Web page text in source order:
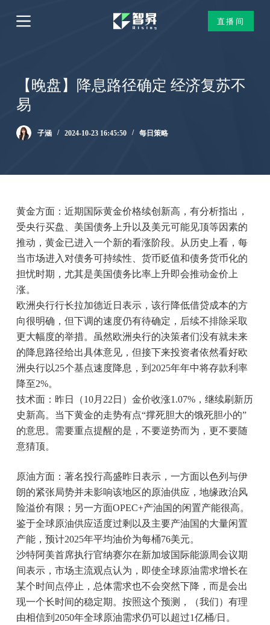
跳
过
直播间
【晚盘】降息路径确定 经济复苏不
易
子涵 2024-10-23 16:45:50 每日策略
黄金方面：近期国际黄金价格续创新高，有分析指出，
受央行买盘、美国债务上升以及美元可能见顶等因素的
推动，黄金已进入一个新的看涨阶段。从历史上看，每
当市场进入对债务可持续性、货币贬值和债务货币化的
担忧时期，尤其是美国债务比率上升即会推动金价上
涨。
欧洲央行行长拉加德近日表示，该行降低借贷成本的方
向很明确，但下调的速度仍有待确定，后续不排除采取
更大幅度的举措。虽然欧洲央行的决策者们没有就未来
的降息路径给出具体意见，但接下来投资者依然看好欧
洲央行以25个基点速度降息，到2025年年中将存款利率
降至2%。
技术面：昨日（10月22日）金价收涨1.07%，继续刷新历
史新高。当下黄金的走势有点“撑死胆大的饿死胆小的”
的意思。需要重点提醒的是，不要逆势而为，更不要随
意猜顶。
原油方面：著名投行高盛昨日表示，一方面以色列与伊
朗的紧张局势并未影响该地区的原油供应，地缘政治风
险溢价有限；另一方面OPEC+产油国的闲置产能很高。
鉴于全球原油供应适度过剩以及主要产油国的大量闲置
产能，预计2025年平均油价为每桶76美元。
沙特阿美首席执行官纳赛尔在新加坡国际能源周会议期
间表示，市场主流观点认为，即使全球原油需求增长在
某个时间点停止，总体需求也不会突然下降，而是会出
现一个长时间的稳定期。按照这个预测，（我们）有理
由相信到2050年全球原油需求仍可以超过1亿桶/日。